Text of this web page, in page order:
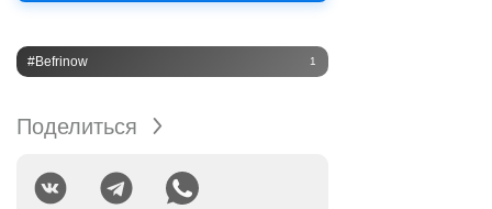
#Befrinow 1
Поделиться